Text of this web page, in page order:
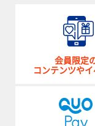
会員限定
コンテンツやイ